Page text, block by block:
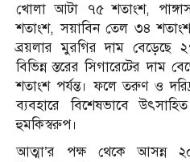
খোলা আটা ৭৫ শতাংশ,
শতাংশ, সয়াবিন তেল ৩৪
ব্রয়লার মুরগির দাম
বিভিন্ন স্তরের সিগারেটের দাম
শতাংশ পর্যন্ত। ফলে তরুণ ও
ব্যবহারে বিশেষভাবে
হুমকিস্বরুপ।
আত্মা’র পক্ষ থেকে আসন্ন